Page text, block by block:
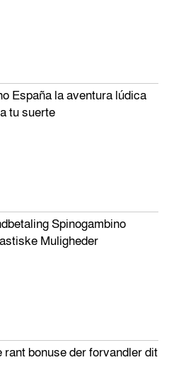
España la aventura lúdica
tu suerte
Spinogambino
Muligheder
bonuse der forvandler dit